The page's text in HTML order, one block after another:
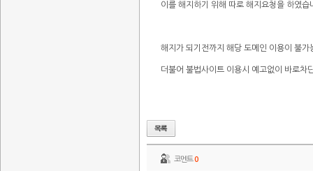
이를 해지하기 위해 따로 해지요청을 하였습
해지가 되기전까지 해당 도메인 이용이 불가
더불어 불법사이트 이용시 예고없이 바로차
코멘트0